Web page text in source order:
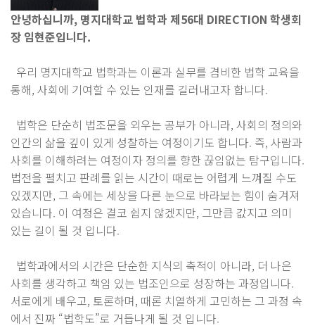
안녕하십니까, 명지대학교 법학과 제56대 DIRECTION 학생회
장 임현준입니다.
우리 명지대학교 법학과는 이론과 실무를 겸비한 법학 교육을
통해, 사회에 기여할 수 있는 인재를 길러내고자 합니다.
법학은 단순히 법조문을 외우는 공부가 아니라, 사회의 정의와
인간의 삶을 깊이 있게 성찰하는 여정이기도 합니다. 즉, 사람과
사회를 이해하려는 여정이자 정의를 향한 끊임없는 탐구입니다.
법전을 펼치고 판례를 읽는 시간이 때로는 어렵게 느껴질 수도
있겠지만, 그 속에는 세상을 다른 눈으로 바라보는 힘이 숨겨져
있습니다. 이 여정은 결코 쉽지 않겠지만, 그만큼 값지고 의미
있는 길이 될 것 입니다.
법학과에서의 시간은 단순한 지식의 축적이 아니라, 더 나은
사회를 생각하고 책임 있는 법조인으로 성장하는 과정입니다.
서로에게 배우고, 토론하며, 때론 치열하게 고민하는 그 과정 속
에서 진짜 “법학도”로 거듭나게 될 것 입니다.